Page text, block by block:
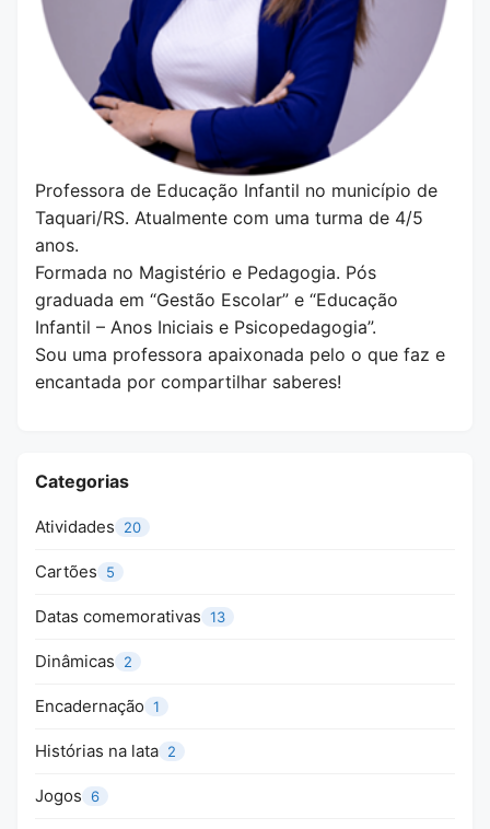
Professora de Educação Infantil no município de
Taquari/RS. Atualmente com uma turma de 4/5
anos.
Formada no Magistério e Pedagogia. Pós
graduada em “Gestão Escolar” e “Educação
Infantil – Anos Iniciais e Psicopedagogia”.
Sou uma professora apaixonada pelo o que faz e
encantada por compartilhar saberes!
Categorias
Atividades 20
Cartões 5
Datas comemorativas 13
Dinâmicas 2
Encadernação 1
Histórias na lata 2
Jogos 6